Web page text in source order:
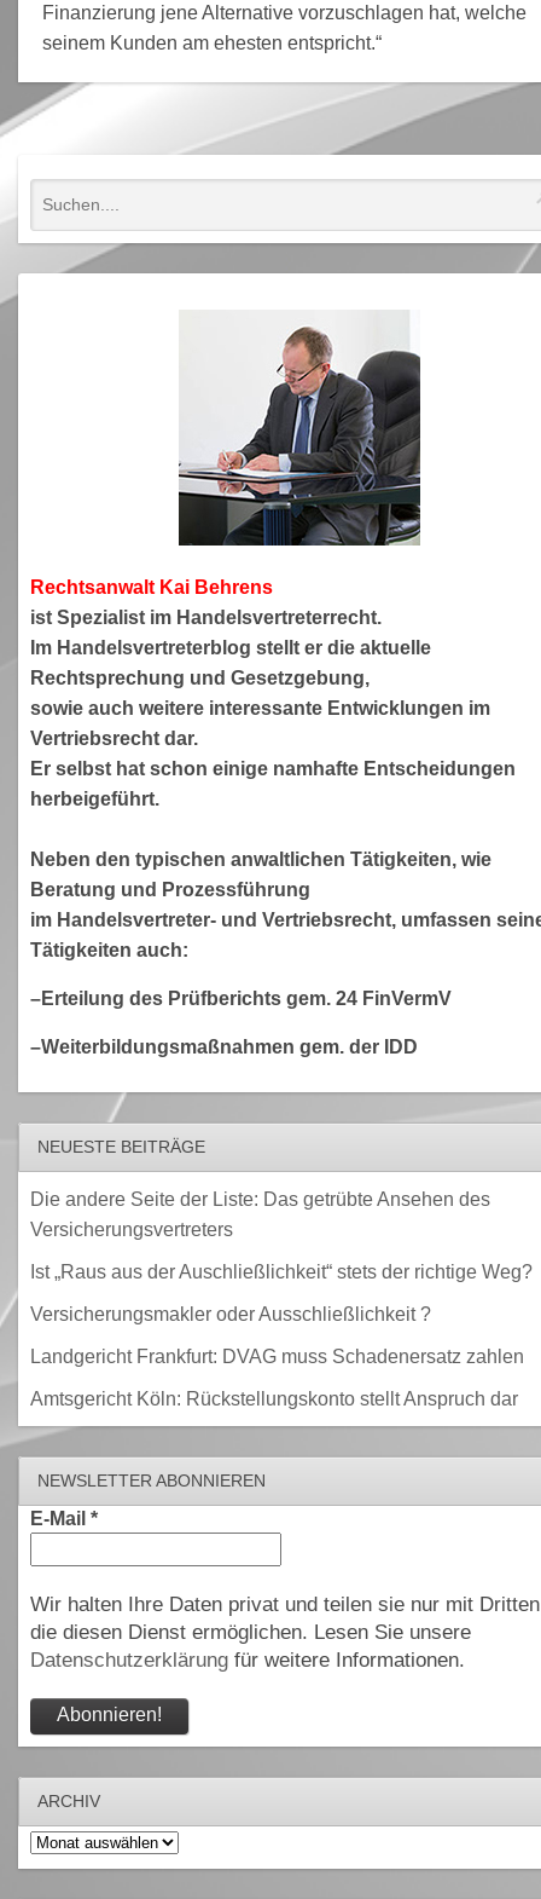
Finanzierung jene Alternative vorzuschlagen hat, welche
seinem Kunden am ehesten entspricht.“
Rechtsanwalt Kai Behrens
ist Spezialist im Handelsvertreterrecht.
Im Handelsvertreterblog stellt er die aktuelle
Rechtsprechung und Gesetzgebung,
sowie auch weitere interessante Entwicklungen im
Vertriebsrecht dar.
Er selbst hat schon einige namhafte Entscheidungen
herbeigeführt.
Neben den typischen anwaltlichen Tätigkeiten, wie
Beratung und Prozessführung
im Handelsvertreter- und Vertriebsrecht, umfassen
Tätigkeiten auch:
–Erteilung des Prüfberichts gem. 24 FinVermV
–Weiterbildungsmaßnahmen gem. der IDD
NEUESTE BEITRÄGE
Die andere Seite der Liste: Das getrübte Ansehen des
Versicherungsvertreters
Ist „Raus aus der Auschließlichkeit“ stets der richtige Weg?
Versicherungsmakler oder Ausschließlichkeit ?
Landgericht Frankfurt: DVAG muss Schadenersatz zahlen
Amtsgericht Köln: Rückstellungskonto stellt Anspruch dar
NEWSLETTER ABONNIEREN
E-Mail *
Wir halten Ihre Daten privat und teilen sie nur mit
die diesen Dienst ermöglichen. Lesen Sie unsere
Datenschutzerklärungfür weitere Informationen.
ARCHIV
Archiv